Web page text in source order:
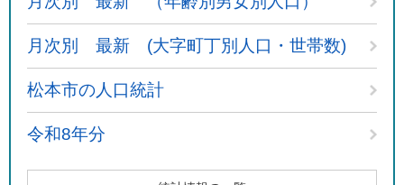
月次別 最新 (大字町丁別人口・世帯数)
松本市の人口統計
令和8年分